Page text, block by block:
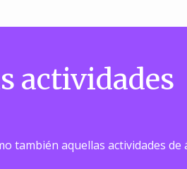
actividades
también aquellas actividades de